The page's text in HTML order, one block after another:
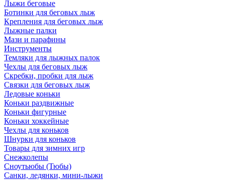
Лыжи беговые
Ботинки для беговых лыж
Крепления для беговых лыж
Лыжные палки
Мази и парафины
Инструменты
Темляки для лыжных палок
Чехлы для беговых лыж
Скребки, пробки для лыж
Связки для беговых лыж
Ледовые коньки
Коньки раздвижные
Коньки фигурные
Коньки хоккейные
Чехлы для коньков
Шнурки для коньков
Товары для зимних игр
Снежколепы
Сноутьюбы (Тюбы)
Санки, ледянки, мини-лыжи